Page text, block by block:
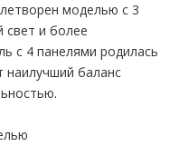
моделью с 3
свет и более
с 4 панелями родилась
баланс